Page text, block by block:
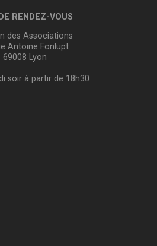
RENDEZ-VOUS
des Associations
Antoine Fonlupt
69008 Lyon
soir à partir de 18h30